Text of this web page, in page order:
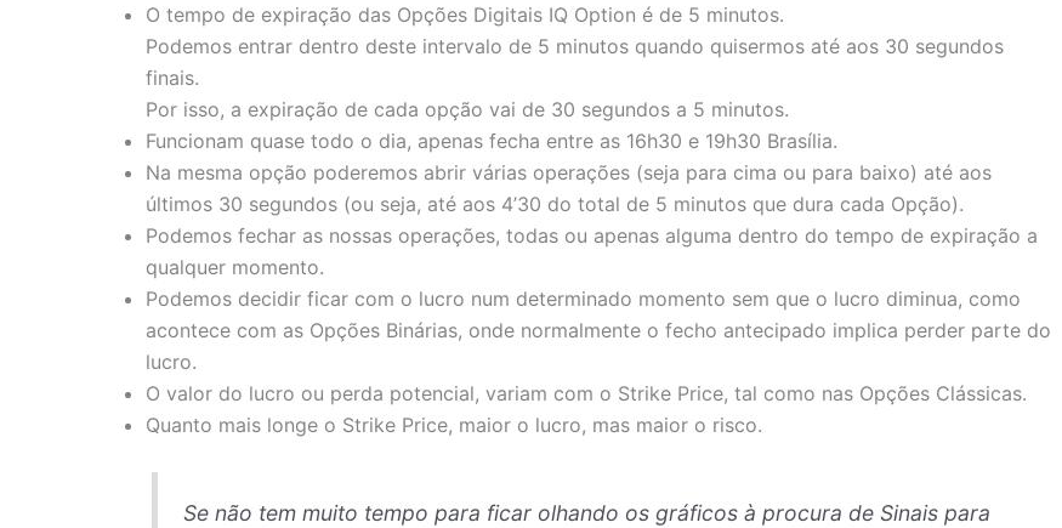
O tempo de expiração das Opções Digitais IQ Option é de 5 minutos.
Podemos entrar dentro deste intervalo de 5 minutos quando quisermos até aos 30 segundos
finais.
Por isso, a expiração de cada opção vai de 30 segundos a 5 minutos.
Funcionam quase todo o dia, apenas fecha entre as 16h30 e 19h30 Brasília.
Na mesma opção poderemos abrir várias operações (seja para cima ou para baixo) até aos
últimos 30 segundos (ou seja, até aos 4’30 do total de 5 minutos que dura cada Opção).
Podemos fechar as nossas operações, todas ou apenas alguma dentro do tempo de expiração a
qualquer momento.
Podemos decidir ficar com o lucro num determinado momento sem que o lucro diminua, como
acontece com as Opções Binárias, onde normalmente o fecho antecipado implica perder parte do
lucro.
O valor do lucro ou perda potencial, variam com o Strike Price, tal como nas Opções Clássicas.
Quanto mais longe o Strike Price, maior o lucro, mas maior o risco.
Se não tem muito tempo para ficar olhando os gráficos à procura de Sinais para